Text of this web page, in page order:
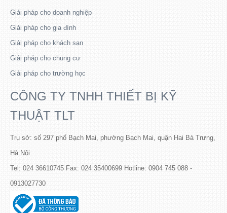
Giải pháp cho doanh nghiệp
Giải pháp cho gia đình
Giải pháp cho khách sạn
Giải pháp cho chung cư
Giải pháp cho trường học
CÔNG TY TNHH THIẾT BỊ KỸ
THUẬT TLT
Trụ sở: số 297 phố Bạch Mai, phường Bạch Mai, quận Hai Bà Trưng,
Hà Nội
Tel: 024 36610745 Fax: 024 35400699 Hotline: 0904 745 088 -
0913027730